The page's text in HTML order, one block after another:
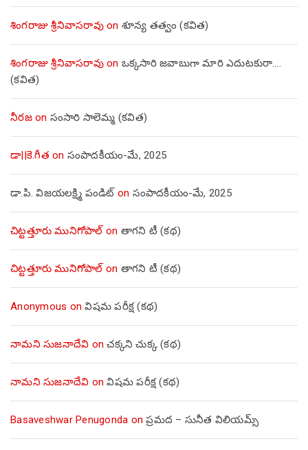
శింగరాజు శ్రీనివాసరావుon శూన్య తత్వం (కవిత)
శింగరాజు శ్రీనివాసరావుon ఒక్కసారి జవాబుగా మారి ఎదుటకురా….
(కవిత)
నీరజon సంసారి సాలెమ్మ (కవిత)
డా||కె.గీత on సంపాదకీయం-మే, 2025
డా.పి. విజయలక్ష్మి పండిట్ on సంపాదకీయం-మే, 2025
చిట్టత్తూరు మునిగోపాల్on తాగని టీ (కథ)
చిట్టత్తూరు మునిగోపాల్on తాగని టీ (కథ)
Anonymous onవిషమ పరీక్ష (క‌థ‌)
నామని సుజనాదేవి onచక్కని చుక్క (కథ)
నామని సుజనాదేవి onవిషమ పరీక్ష (క‌థ‌)
Basaveshwar Penugonda onప్రమద – సునీత విలియమ్స్